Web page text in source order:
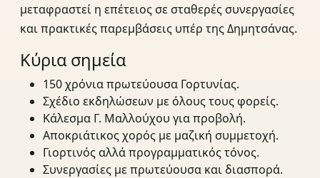
μεταφραστεί η επέτειος σε σταθερές συνεργασίες
και πρακτικές παρεμβάσεις υπέρ της Δημητσάνας.
Κύρια σημεία
150 χρόνια πρωτεύουσα Γορτυνίας.
Σχέδιο εκδηλώσεων με όλους τους φορείς.
Κάλεσμα Γ. Μαλλούχου για προβολή.
Αποκριάτικος χορός με μαζική συμμετοχή.
Γιορτινός αλλά προγραμματικός τόνος.
Συνεργασίες με πρωτεύουσα και διασπορά.